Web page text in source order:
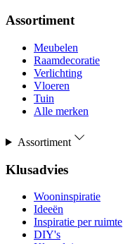
Assortiment
Meubelen
Raamdecoratie
Verlichting
Vloeren
Tuin
Alle merken
Assortiment
Klusadvies
Wooninspiratie
Ideeën
Inspiratie per ruimte
DIY's